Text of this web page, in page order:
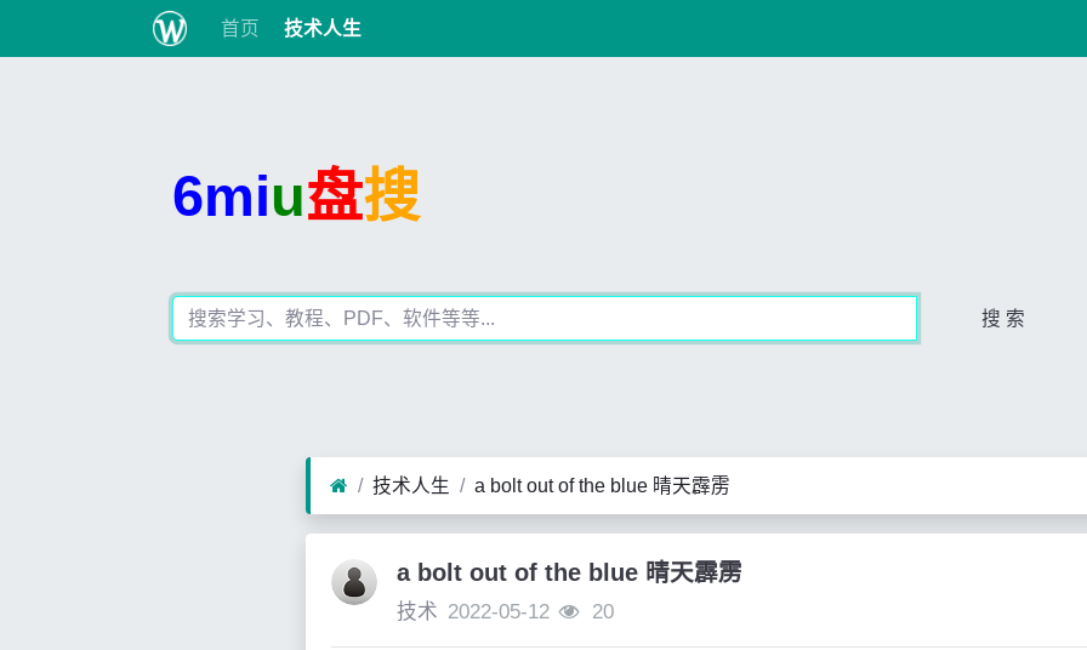
首页 技术人生
6miu盘搜
搜 索
技术人生 a bolt out of the blue 晴天霹雳
a bolt out of the blue 晴天霹雳
技术 2022-05-12 20